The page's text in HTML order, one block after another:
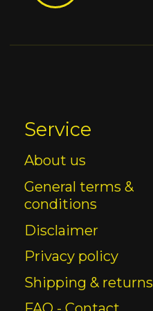
Service
About us
General terms &
conditions
Disclaimer
Privacy policy
Shipping & returns